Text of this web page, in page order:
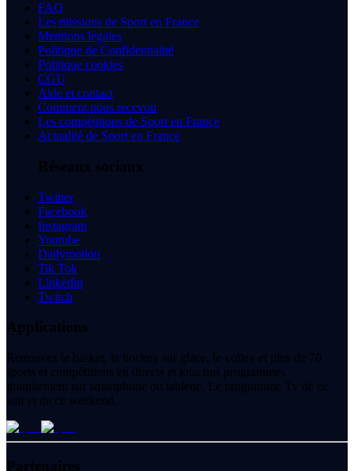
FAQ
Les missions de Sport en France
Mentions légales
Politique de Confidentialité
Politique cookies
CGU
Aide et contact
Comment nous recevoir
Les compétitions de Sport en France
Actualité de Sport en France
Réseaux sociaux
Twitter
Facebook
Instagram
Youtube
Dailymotion
Tik Tok
Linkedin
Twitch
Applications
Retrouvez le basket, le hockey sur glace, le volley et plus de 70
sports et compétitions en directs et tous nos programmes
gratuitement sur smartphone ou tablette. Le programme Tv de ce
soir et de ce weekend.
Partenaires